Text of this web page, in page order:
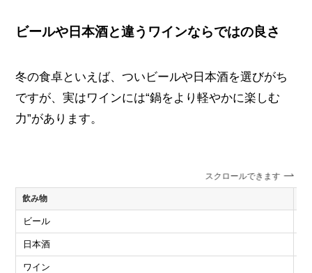
ビールや日本酒と違うワインならではの良さ
冬の食卓といえば、ついビールや日本酒を選びがち
ですが、実はワインには“鍋をより軽やかに楽しむ
力”があります。
スクロールできます
飲み物
ビール
日本酒
ワイン